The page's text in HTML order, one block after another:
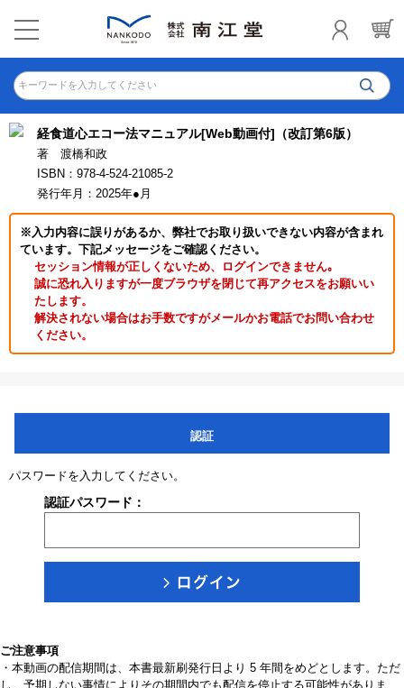
キーワードを入力してください
経食道心エコー法マニュアル[Web動画付]（改訂第6版）
著 渡橋和政
ISBN：978-4-524-21085-2
発行年月：2025年●月
※入力内容に誤りがあるか、弊社でお取り扱いできない内容が含まれ
ています。下記メッセージをご確認ください。
セッション情報が正しくないため、ログインできません｡
誠に恐れ入りますが一度ブラウザを閉じて再アクセスをお願いい
たします。
解決されない場合はお手数ですがメールかお電話でお問い合わせ
ください。
認証
パスワードを入力してください。
認証パスワード：
ご注意事項
・本動画の配信期間は、本書最新刷発行日より 5 年間をめどとします。ただ
し、予期しない事情によりその期間内でも配信を停止する可能性がありま